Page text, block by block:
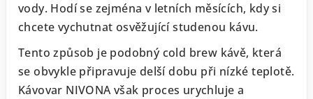
vody. Hodí se zejména v letních měsících, kdy si
chcete vychutnat osvěžující studenou kávu.
Tento způsob je podobný cold brew kávě, která
se obvykle připravuje delší dobu při nízké teplotě.
Kávovar NIVONA však proces urychluje a